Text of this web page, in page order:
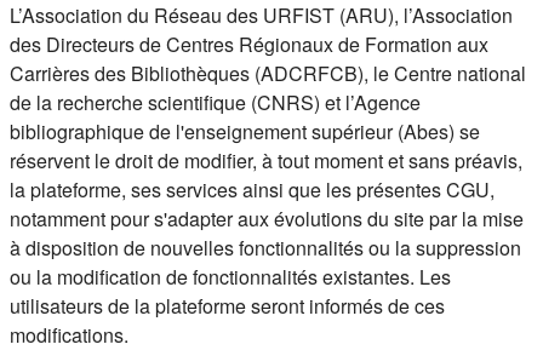
L’Association du Réseau des URFIST (ARU), l’Association
des Directeurs de Centres Régionaux de Formation aux
Carrières des Bibliothèques (ADCRFCB), le Centre national
de la recherche scientifique (CNRS) et l’Agence
bibliographique de l'enseignement supérieur (Abes) se
réservent le droit de modifier, à tout moment et sans préavis,
la plateforme, ses services ainsi que les présentes CGU,
notamment pour s'adapter aux évolutions du site par la mise
à disposition de nouvelles fonctionnalités ou la suppression
ou la modification de fonctionnalités existantes. Les
utilisateurs de la plateforme seront informés de ces
modifications.